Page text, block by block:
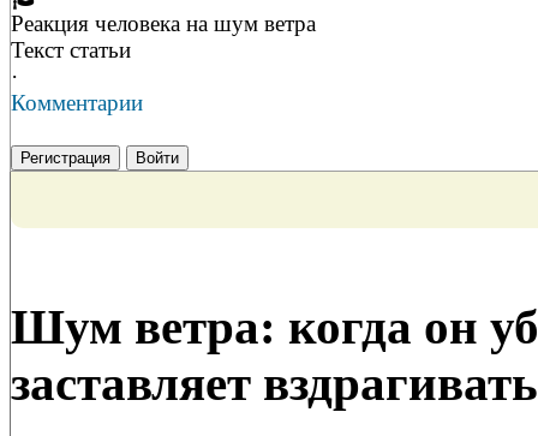
Реакция человека на шум ветра
Текст статьи
·
Комментарии
Регистрация Войти
Шум ветра: когда он
заставляет вздрагивать